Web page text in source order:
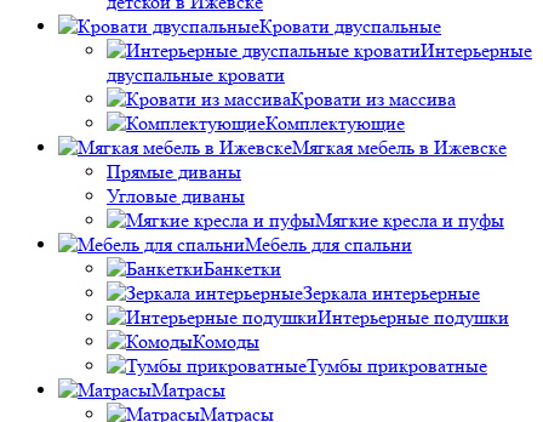
Кровати двуспальные
Интерьерные
двуспальные кровати
Кровати из массива
Комплектующие
Мягкая мебель в Ижевске
Прямые диваны
Угловые диваны
Мягкие кресла и пуфы
Мебель для спальни
Банкетки
Зеркала интерьерные
Интерьерные подушки
Комоды
Тумбы прикроватные
Матрасы
Матрасы